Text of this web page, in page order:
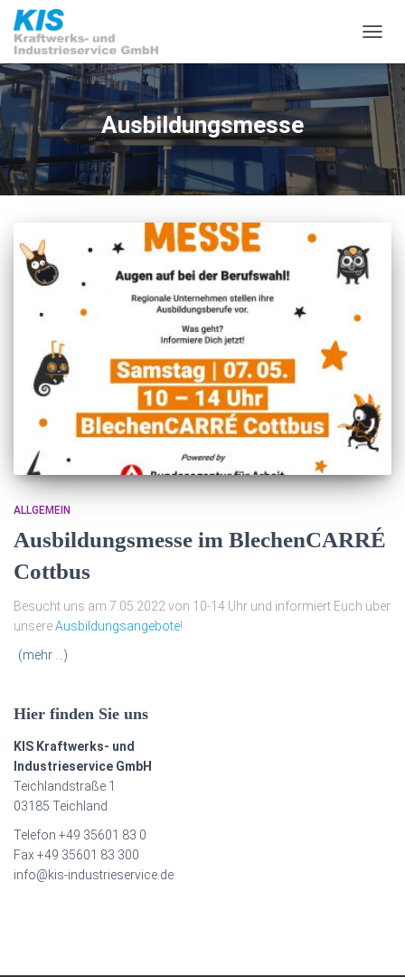
Ausbildungsmesse
ALLGEMEIN
Ausbildungsmesse im BlechenCARRÉ
Cottbus
Besucht uns am 7.05.2022 von 10-14 Uhr und informiert Euch über
unsereAusbildungsangebote!
(mehr …)
Hier finden Sie uns
KIS Kraftwerks- und
Industrieservice GmbH
Teichlandstraße 1
03185 Teichland
Telefon +49 35601 83 0
Fax +49 35601 83 300
info@kis-industrieservice.de